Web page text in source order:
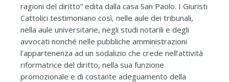
ragioni del diritto” edita dalla casa San Paolo. I Giuristi
Cattolici testimoniano così, nelle aule dei tribunali,
nella aule universitarie, negli studi notarili e degli
avvocati nonché nelle pubbliche amministrazioni
l’appartenenza ad un sodalizio che crede nell’attività
riformatrice del diritto, nella sua funzione
promozionale e di costante adeguamento della